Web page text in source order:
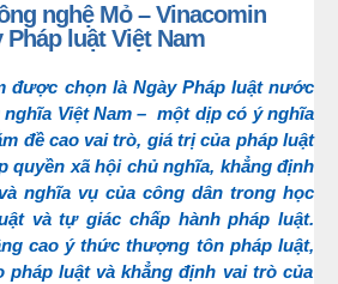
nghệ Mỏ – Vinacomin
luật Việt Nam
được chọn là Ngày Pháp luật nước
Việt Nam – một dịp có ý nghĩa
m đề caovai trò, giá trị của pháp luật
quyền xã hội chủ nghĩa, khẳng định
nghĩa vụ của công dân trong học
và tự giác chấp hành pháp luật.
cao ý thức thượng tôn pháp luật,
pháp luật và khẳng định vai trò của